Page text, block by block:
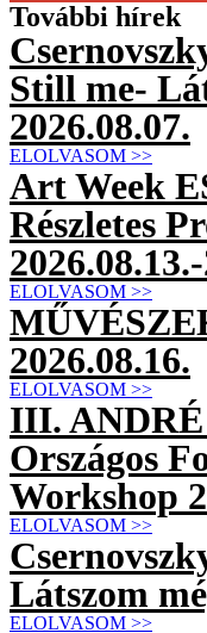
További hírek
Still me-
2026.08.07.
ELOLVASOM >>
Art Week
Részletes
ELOLVASOM >>
2026.08.16.
ELOLVASOM >>
III.
Országos
Workshop
ELOLVASOM >>
Látszom
ELOLVASOM >>